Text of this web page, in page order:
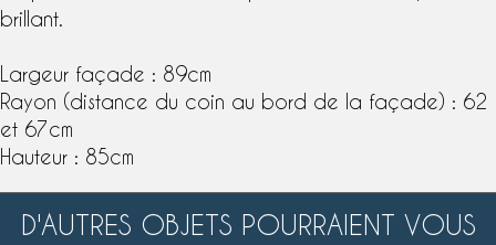
brillant.
Largeur façade : 89cm
Rayon (distance du coin au bord de la façade) : 62
et 67cm
Hauteur : 85cm
D'AUTRES OBJETS POURRAIENT VOUS